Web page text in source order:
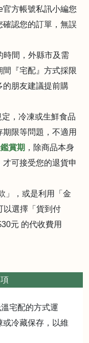
方帳號私訊小編您
認您的訂單，無誤
時間，外縣市及需
『宅配』方式採限
的朋友建議提前購
，冷凍或生鮮食品
限等問題，不適用
賞期 ，除商品本身
可接受您的退貨申
」，或是利用「金
以選擇「貨到付
元 的代收費用
宅配的方式運
冷藏保存，以維